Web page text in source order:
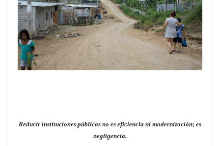
Reducir instituciones públicas no es eficiencia ni modernización; es
negligencia.